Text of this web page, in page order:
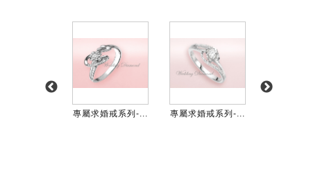
專屬求婚戒系列-... 專屬求婚戒系列-...